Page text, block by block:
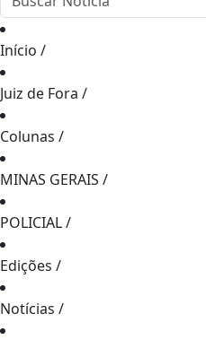
Início /
Juiz de Fora /
Colunas /
MINAS GERAIS /
POLICIAL/
Edições /
Notícias /